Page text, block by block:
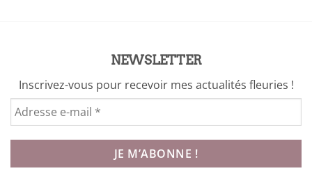
NEWSLETTER
Inscrivez-vous pour recevoir mes actualités fleuries !